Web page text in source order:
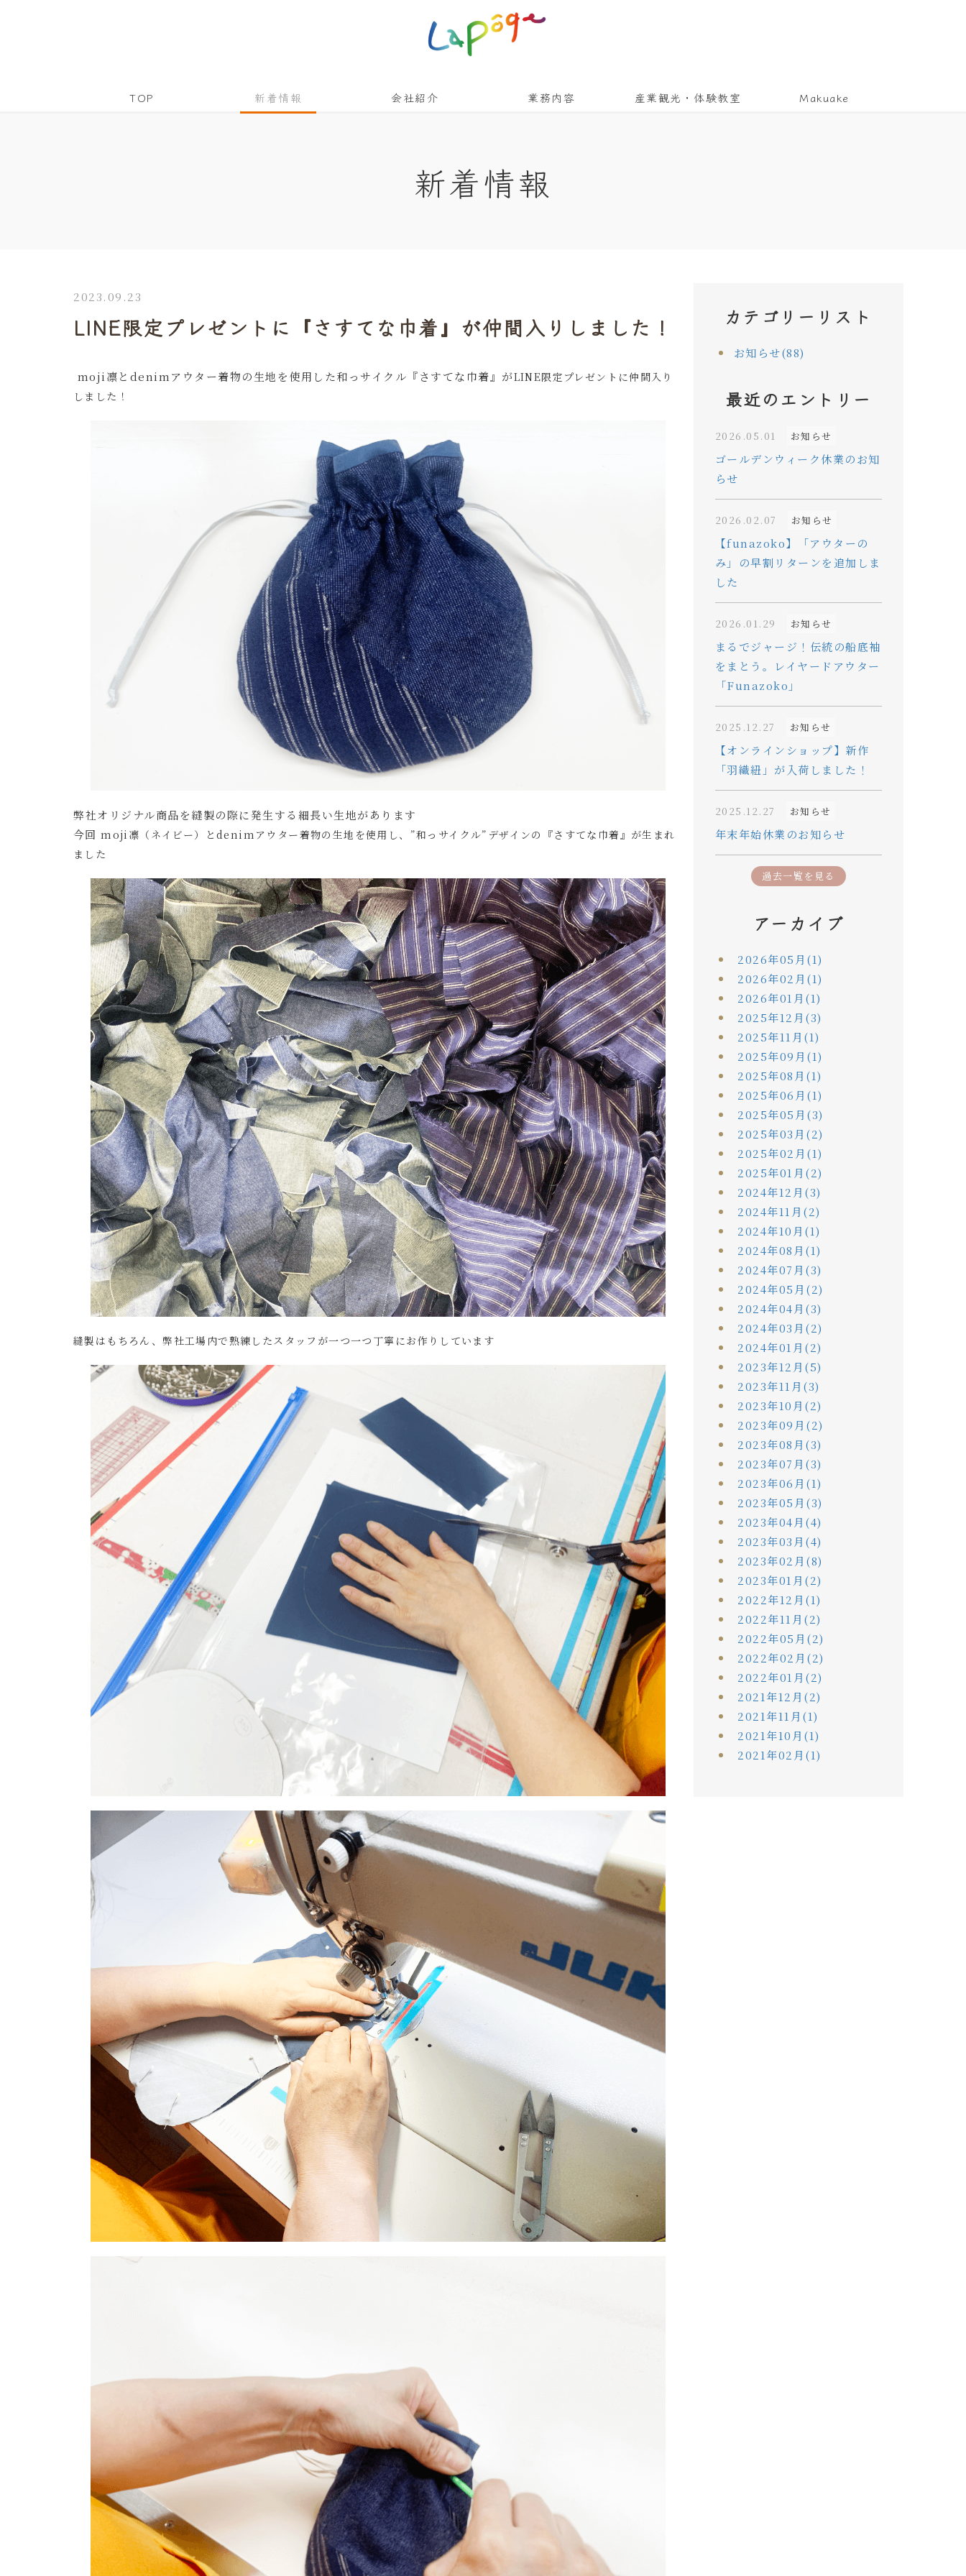
TOP 新着情報 会社紹介 業務内容 産業観光・体験教室 Makuake
新着情報
2023.09.23
LINE限定プレゼントに『さすてな巾着』が仲間入りしました！
moji凛とdenimアウター着物の生地を使用した和っサイクル『さすてな巾着』がLINE限定プレゼントに仲間入り
しました！
弊社オリジナル商品を縫製の際に発生する細長い生地があります
今回 moji凛（ネイビー）とdenimアウター着物の生地を使用し、 ”和っサイクル”デザインの『さすてな巾着』が生まれ
ました
縫製はもちろん、弊社工場内で熟練したスタッフが一つ一つ丁寧にお作りしています
カテゴリーリスト
お知らせ(88)
最近のエントリー
2026.05.01 お知らせ
ゴールデンウィーク休業のお知
らせ
2026.02.07 お知らせ
【funazoko】「アウターの
み」の早割リターンを追加しま
した
2026.01.29 お知らせ
まるでジャージ！伝統の船底袖
をまとう。レイヤードアウター
「Funazoko」
2025.12.27 お知らせ
【オンラインショップ】新作
「羽織紐」が入荷しました！
2025.12.27 お知らせ
年末年始休業のお知らせ
過去一覧を見る
アーカイブ
2026年05月(1)
2026年02月(1)
2026年01月(1)
2025年12月(3)
2025年11月(1)
2025年09月(1)
2025年08月(1)
2025年06月(1)
2025年05月(3)
2025年03月(2)
2025年02月(1)
2025年01月(2)
2024年12月(3)
2024年11月(2)
2024年10月(1)
2024年08月(1)
2024年07月(3)
2024年05月(2)
2024年04月(3)
2024年03月(2)
2024年01月(2)
2023年12月(5)
2023年11月(3)
2023年10月(2)
2023年09月(2)
2023年08月(3)
2023年07月(3)
2023年06月(1)
2023年05月(3)
2023年04月(4)
2023年03月(4)
2023年02月(8)
2023年01月(2)
2022年12月(1)
2022年11月(2)
2022年05月(2)
2022年02月(2)
2022年01月(2)
2021年12月(2)
2021年11月(1)
2021年10月(1)
2021年02月(1)